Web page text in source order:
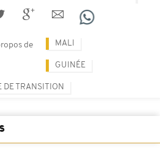
de MALI
GUINÉE
DE TRANSITION